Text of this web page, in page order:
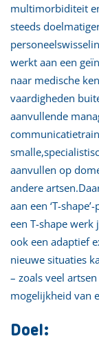
multimorbiditeit
steeds
werkt aan een
naar medische
vaardigheden
aanvullende
aanvullen op
andere
aan een ‘T-
een T-shape
ook een adaptief
nieuwe situaties
– zoals veel
mogelijkheid van
Doel: